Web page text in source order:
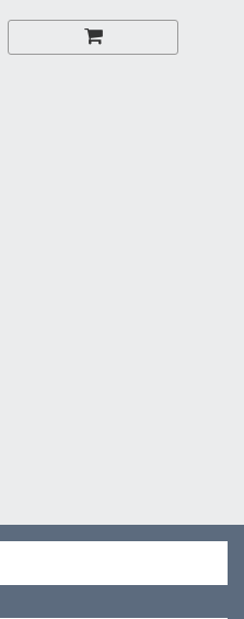
丨體積小丨重量輕丨
攜帶方便丨顯示清晰